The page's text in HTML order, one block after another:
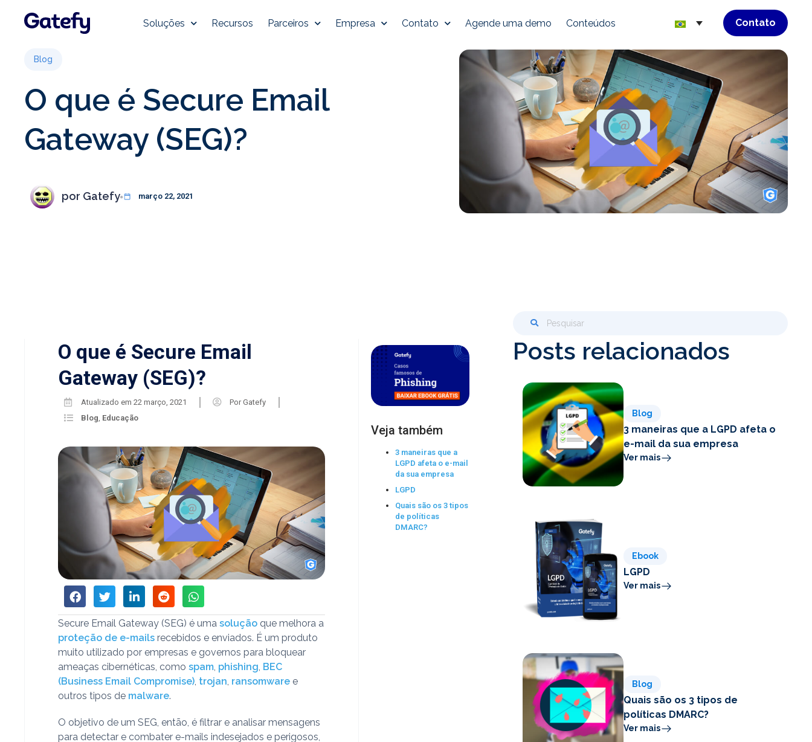
Soluções Recursos Parceiros Empresa Contato Agende uma demo Conteúdos Contato
Blog
O que é Secure Email
Gateway (SEG)?
por Gatefy março 22, 2021
O que é Secure Email
Gateway (SEG)?
Atualizado em 22 março, 2021 PorGatefy
Blog Educação
Secure Email Gateway (SEG) é umasolução que melhora a
proteção de e-mails recebidos e enviados. É um produto
muito utilizado por empresas e governos para bloquear
ameaças cibernéticas, comospam, phishing, BEC
(Business Email Compromise), trojan, ransomware e
outros tipos de malware.
O objetivo de um SEG, então, é filtrar e analisar mensagens
para detectar e combater e-mails indesejados e perigosos,
Veja também
3 maneiras que a
LGPD afeta o e-mail
da sua empresa
LGPD
Quais são os 3 tipos
de políticas
DMARC?
Posts relacionados
Blog
3 maneiras que a LGPD afeta o
e-mail da sua empresa
Ver mais
Ebook
LGPD
Ver mais
Blog
Quais são os 3 tipos de
políticas DMARC?
Ver mais